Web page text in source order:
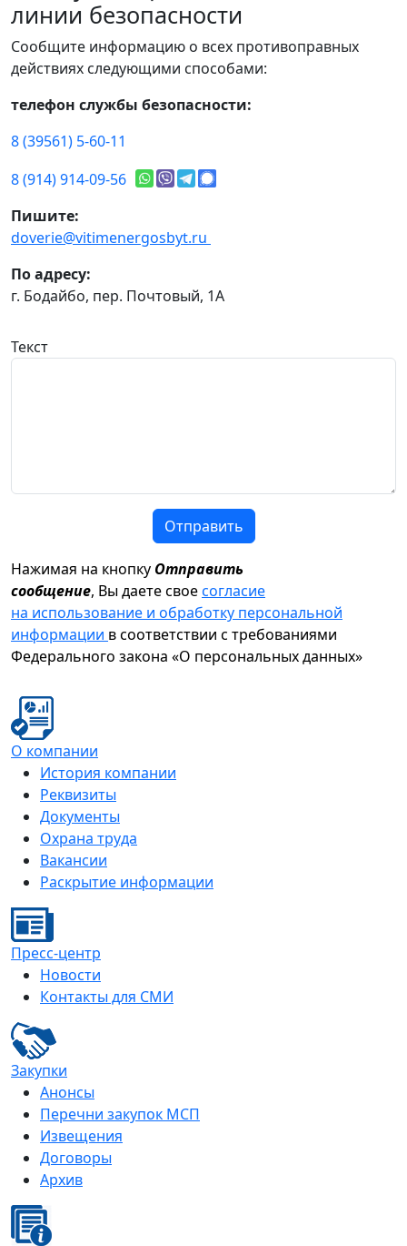
линии безопасности
Сообщите информацию о всех противоправных
действиях следующими способами:
телефон службы безопасности:
8 (39561) 5-60-11
8 (914) 914-09-56
Пишите:
doverie@vitimenergosbyt.ru
По адресу:
г. Бодайбо, пер. Почтовый, 1А
Текст
Отправить
Нажимая на кнопку Отправить
сообщение, Вы даете своесогласие
на использование и обработку персональной
информации в соответствии с требованиями
Федерального закона «О персональных данных»
О компании
История компании
Реквизиты
Документы
Охрана труда
Вакансии
Раскрытие информации
Пресс-центр
Новости
Контакты для СМИ
Закупки
Анонсы
Перечни закупок МСП
Извещения
Договоры
Архив